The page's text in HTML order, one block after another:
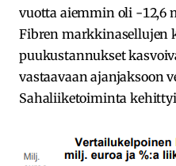
vuotta aiemmin oli -12,6
Fibren markkinasellujen
puukustannukset
vastaavaan ajanjaksoon
Sahaliiketoiminta